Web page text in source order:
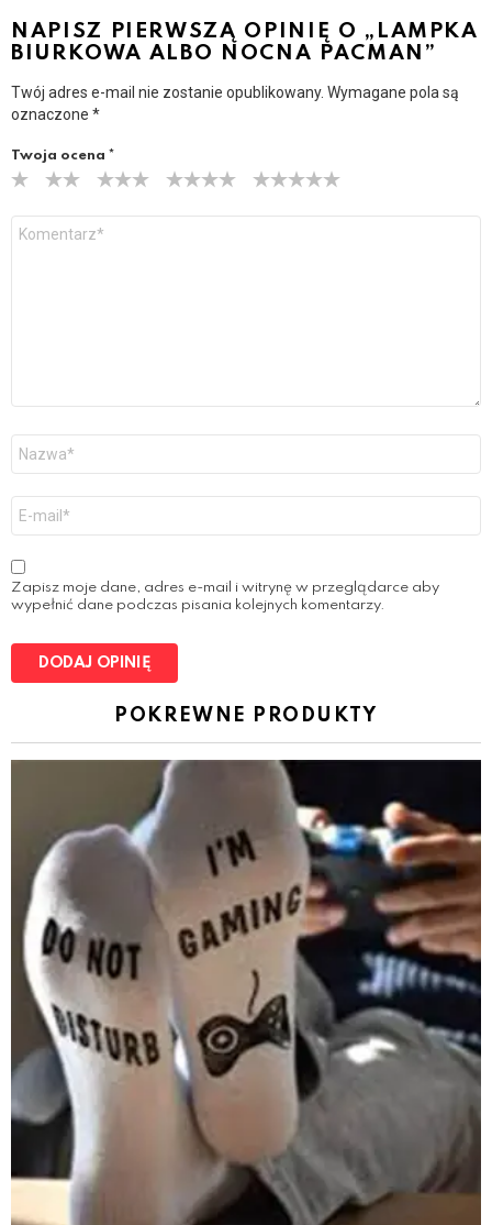
NAPISZ PIERWSZĄ OPINIĘ O „LAMPKA
BIURKOWA ALBO NOCNA PACMAN”
Twój adres e-mail nie zostanie opublikowany. Wymagane pola są
oznaczone *
Twoja ocena *
o
a
z
w
a
m
a
i
l
*
Zapisz moje dane, adres e-mail i witrynę w przeglądarce aby
wypełnić dane podczas pisania kolejnych komentarzy.
POKREWNE PRODUKTY